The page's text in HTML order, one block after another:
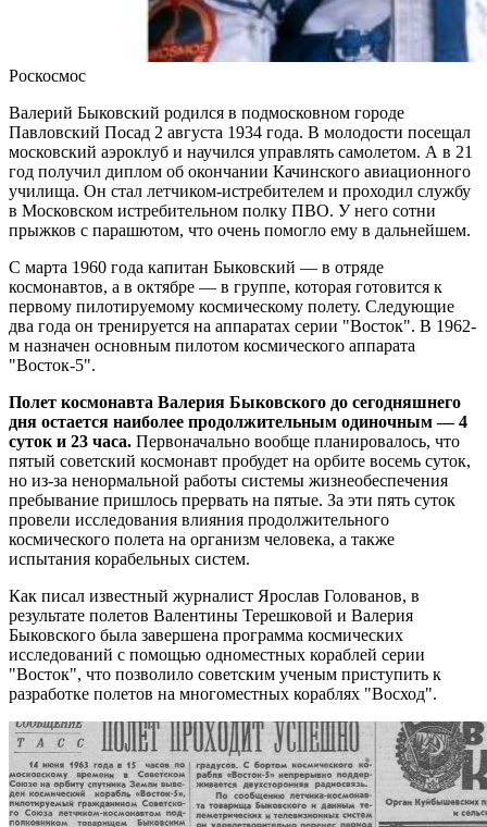
Вячеслав Федорищев награжден почетной грамотой
Минобороны России
Самарскую область накроет гроза с градом 8 августа
Самарцам покажут фильм о жизни и трагической гибели
Ивана Блока
08.08.2026 | 12:52
Стали известны подробности столкновения катера и лодки в
Красноглинском районе
08.08.2026 | 12:31
Вячеслав Федорищев рассказал о последствиях атаки ВСУ на
08.08.2026 | 12:29
Водитель "Мазды" сбил женщину на улице Подшипниковой в
Самаре
08.08.2026 | 12:12
Ударила собутыльника: на тольяттинку завели "уголовку"
08.08.2026 | 11:40
молодежью
08.08.2026 | 11:20
В Самаре со дна Волги подняли тело утонувшего мужчины
08.08.2026 | 11:15
Вячеслав Федорищев поздравил жителей Самарской области с
Днем физкультурника
08.08.2026 | 11:05
Два человека погибли в столкновении моторной лодки и
катера в Самарской области
08.08.2026 | 10:35
Народные приметы на 9 августа 2026 года: что нельзя делать в
этот день
08.08.2026 | 10:27
Где в Самаре отключат холодную воду 8 августа: список
адресов
08.08.2026 | 10:15
День физкультурника в России: какие праздники отмечают 8
августа
08.08.2026 | 09:54
Кардиолог Алексей Алексеенко рассказал, как снизить риски
для здоровья в жару
08.08.2026 | 09:07
Роскосмос
Валерий Быковский родился в подмосковном городе
Павловский Посад 2 августа 1934 года. В молодости посещал
московский аэроклуб и научился управлять самолетом. А в 21
год получил диплом об окончании Качинского авиационного
училища. Он стал летчиком-истребителем и проходил службу
в Московском истребительном полку ПВО. У него сотни
прыжков с парашютом, что очень помогло ему в дальнейшем.
С марта 1960 года капитан Быковский — в отряде
космонавтов, а в октябре — в группе, которая готовится к
первому пилотируемому космическому полету. Следующие
два года он тренируется на аппаратах серии "Восток". В 1962-
м назначен основным пилотом космического аппарата
"Восток-5".
Полет космонавта Валерия Быковского до сегодняшнего
дня остается наиболее продолжительным одиночным —4
суток и 23 часа. Первоначально вообще планировалось, что
пятый советский космонавт пробудет на орбите восемь суток,
но из-за ненормальной работы системы жизнеобеспечения
пребывание пришлось прервать на пятые. За эти пять суток
провели исследования влияния продолжительного
космического полета на организм человека, а также
испытания корабельных систем.
Как писал известный журналист Ярослав Голованов, в
результате полетов Валентины Терешковой и Валерия
Быковского была завершена программа космических
исследований с помощью одноместных кораблей серии
"Восток", что позволило советским ученым приступить к
разработке полетов на многоместных кораблях "Восход".